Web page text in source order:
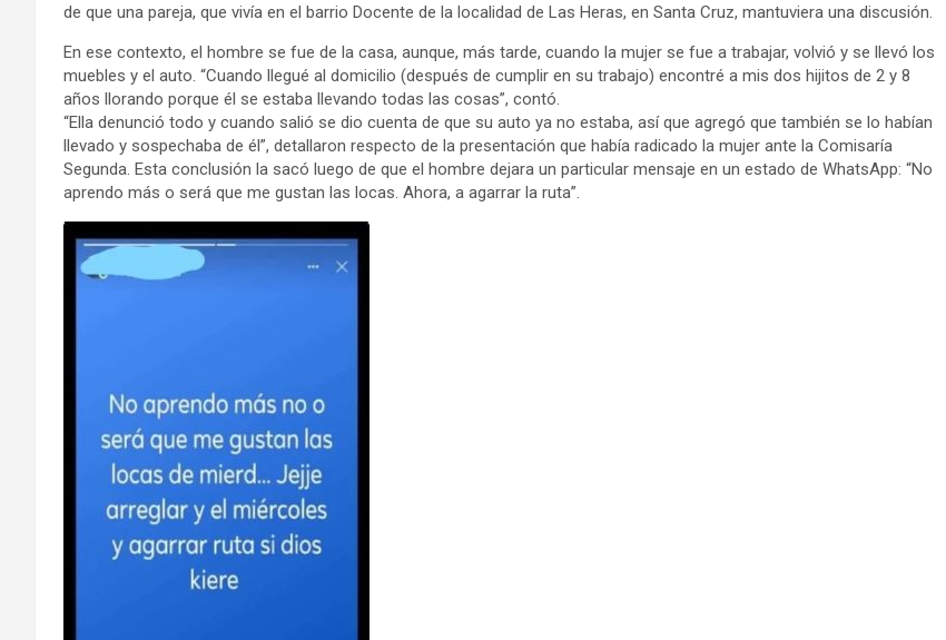
de que una pareja, que vivía en el barrio Docente de la localidad de Las Heras, en Santa Cruz, mantuviera una discusión.
En ese contexto, el hombre se fue de la casa, aunque, más tarde, cuando la mujer se fue a trabajar, volvió y se llevó los
muebles y el auto. “Cuando llegué al domicilio (después de cumplir en su trabajo) encontré a mis dos hijitos de 2 y 8
años llorando porque él se estaba llevando todas las cosas”, contó.
“Ella denunció todo y cuando salió se dio cuenta de que su auto ya no estaba, así que agregó que también se lo habían
llevado y sospechaba de él”, detallaron respecto de la presentación que había radicado la mujer ante la Comisaría
Segunda. Esta conclusión la sacó luego de que el hombre dejara un particular mensaje en un estado de WhatsApp: “No
aprendo más o será que me gustan las locas. Ahora, a agarrar la ruta”.